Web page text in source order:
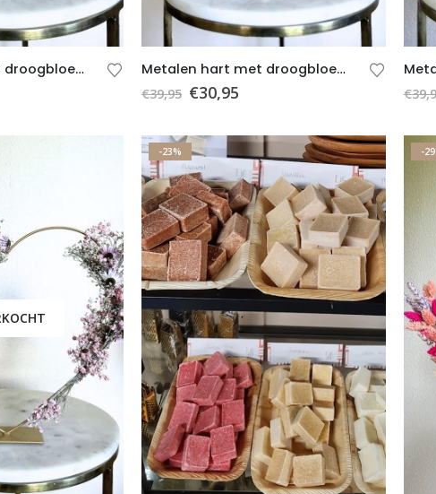
Metalen hart met droogbloemen B – Beige – Wit – Goud – Groen – Cadeau – Cadeau bruiloft Metalen hart met droogbloemen A – Oranje – Beige – Groen – Goud – Wit – Cadeau – Cadeau bruiloft – Valentijnscadeau
€39,95 €30,95 €
-23% -